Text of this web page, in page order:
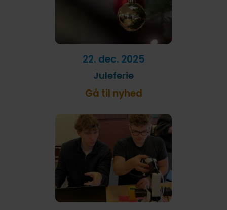
22. dec. 2025
Juleferie
Gå til nyhed